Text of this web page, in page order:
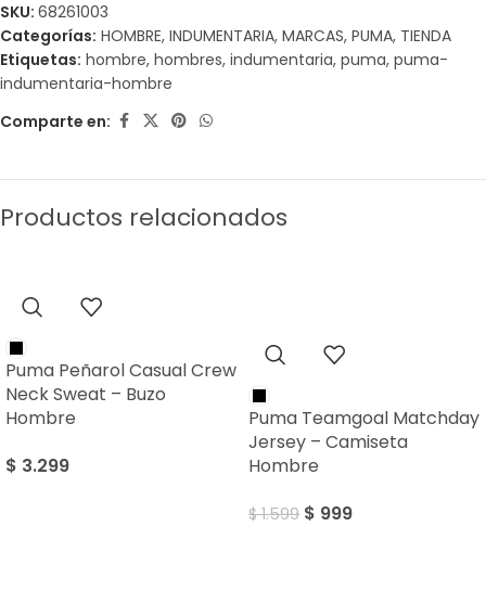
SKU: 68261003
Categorías: HOMBRE, INDUMENTARIA, MARCAS, PUMA, TIENDA
Etiquetas: hombre, hombres, indumentaria, puma, puma-
indumentaria-hombre
Comparte en:
Productos relacionados
Puma Peñarol Casual Crew
Neck Sweat – Buzo
Hombre
$ 3.299
Puma Teamgoal Matchday
Jersey – Camiseta
Hombre
$1.599 $ 999